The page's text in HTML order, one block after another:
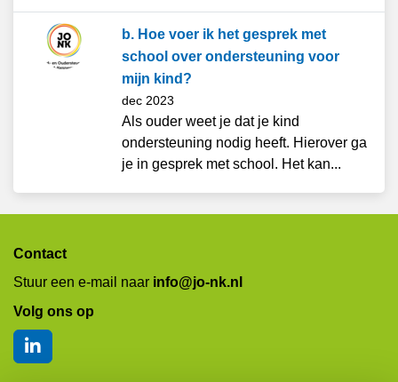
b. Hoe voer ik het gesprek met
school over ondersteuning voor
mijn kind?
dec 2023
Als ouder weet je dat je kind
ondersteuning nodig heeft. Hierover ga
je in gesprek met school. Het kan...
Contact
Stuur een e-mail naar info@jo-nk.nl
Volg ons op